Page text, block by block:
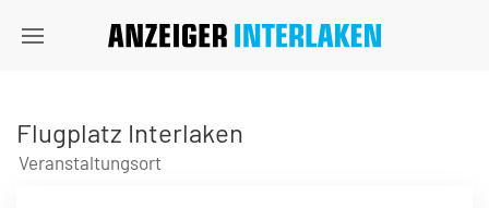
Flugplatz Interlaken
Veranstaltungsort